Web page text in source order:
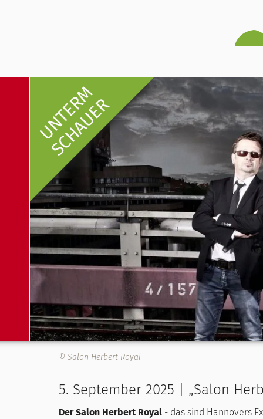
UNTERM
SCHAUER
© Salon Herbert Royal
5. September 2025 | „Salon
Der Salon Herbert Royal - das sind Hannovers